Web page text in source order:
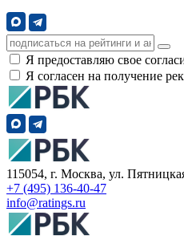
Я предоставляю свое
Я согласен на получение
115054, г. Москва, ул.
+7 (495) 136-40-47
info@ratings.ru